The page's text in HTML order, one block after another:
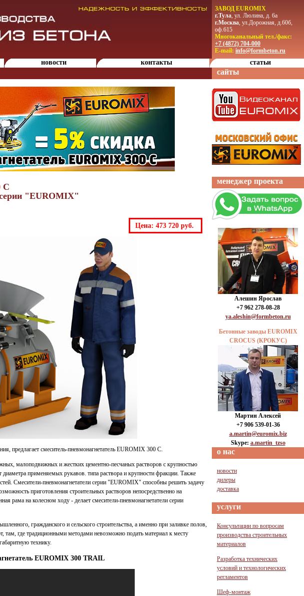
ЗАВОД EUROMIX
г.Тула, ул. Люлина, д. 6а
г.Москва, ул.Дорожная, д.60б,
оф.615
Многоканальный тел./факс:
+7 (4872) 704-000
E-mail: info@formbeton.ru
новости контакты статьи
сайты
C
серии "EUROMIX"
Цена: 473 720 руб.
предлагает смеситель-пневмонагнетатель EUROMIX 300 C.
малоподвижных и жестких цементно-песчаных растворов с крупностью
применяемых рукавов. типа раствора и крупности фракции. Также
Смесители-пневмонагнетатели серии "EUROMIX" способны решить задачу
приготовления строительных растворов непосредственно на
рама на колесном ходу - делает смесители-пневмонагнетатели серии
гражданского и сельского строительства, а именно при заливке полов,
там, где традиционными методами невозможно подать материал к месту
технику.
EUROMIX 300 TRAIL
менеджер проекта
Алешин Ярослав
+7 962 278-08-28
ya.aleshin@formbeton.ru
Бетонные заводы EUROMIX
CROCUS (КРОКУС)
Мартин Алексей
+7 906 539-01-36
a.martin@euromix.biz
Skype: a.martin_tzso
о нас
новости
дилеры
доставка
услуги
Консультации по вопросам
производства строительных
материалов
Разработка технических
условий и технологических
регламентов
Шеф-монтаж